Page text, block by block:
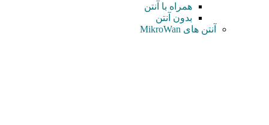
همراه با آنتن
بدون آنتن
آنتن های MikroWan